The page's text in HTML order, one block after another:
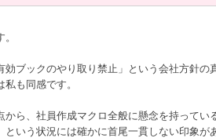
効ブックのやり取り禁止」という会社方針の
も同感です。
から、社員作成マクロ全般に懸念を持ってい
という状況には確かに首尾一貫しない印象が